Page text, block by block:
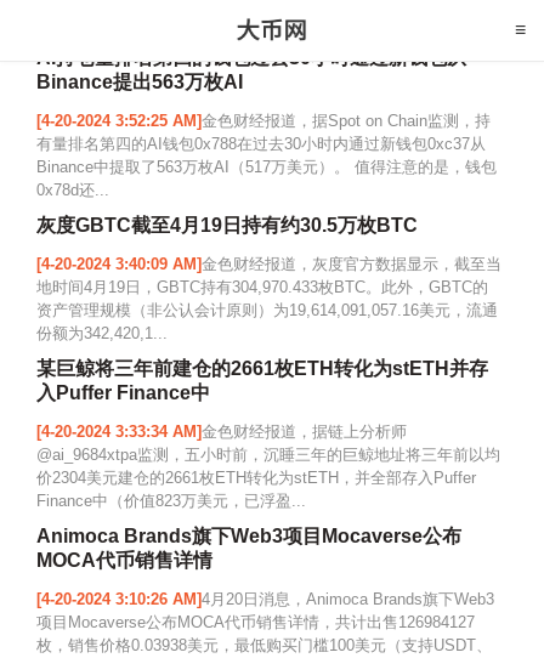
AI持仓量排名第四的钱包过去30小时通过新钱包从
Binance提出563万枚AI
[4-20-2024 3:52:25 AM]金色财经报道，据Spot on Chain监测，持
有量排名第四的AI钱包0x788在过去30小时内通过新钱包0xc37从
Binance中提取了563万枚AI（517万美元）。 值得注意的是，钱包
0x78d还...
灰度GBTC截至4月19日持有约30.5万枚BTC
[4-20-2024 3:40:09 AM]金色财经报道，灰度官方数据显示，截至当
地时间4月19日，GBTC持有304,970.433枚BTC。此外，GBTC的
资产管理规模（非公认会计原则）为19,614,091,057.16美元，流通
份额为342,420,1...
某巨鲸将三年前建仓的2661枚ETH转化为stETH并存
入Puffer Finance中
[4-20-2024 3:33:34 AM]金色财经报道，据链上分析师
@ai_9684xtpa监测，五小时前，沉睡三年的巨鲸地址将三年前以均
价2304美元建仓的2661枚ETH转化为stETH，并全部存入Puffer
Finance中（价值823万美元，已浮盈...
Animoca Brands旗下Web3项目Mocaverse公布
MOCA代币销售详情
[4-20-2024 3:10:26 AM]4月20日消息，Animoca Brands旗下Web3
项目Mocaverse公布MOCA代币销售详情，共计出售126984127
枚，销售价格0.03938美元，最低购买门槛100美元（支持USDT、